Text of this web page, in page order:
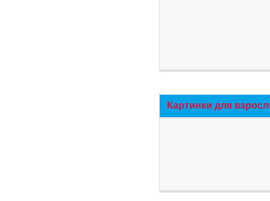
Картинки для